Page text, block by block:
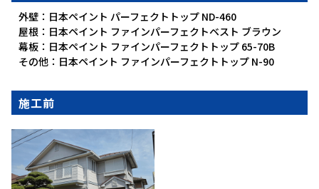
外壁：日本ペイント パーフェクトトップ ND-460
屋根：日本ペイント ファインパーフェクトベスト ブラウン
幕板：日本ペイント ファインパーフェクトトップ 65-70B
その他：日本ペイント ファインパーフェクトトップ N-90
施工前